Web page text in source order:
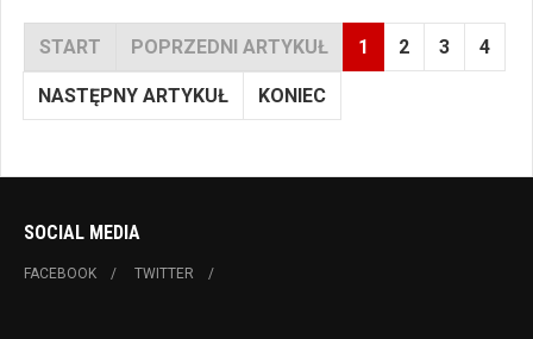
START POPRZEDNI ARTYKUŁ 1 2 3 4
NASTĘPNY ARTYKUŁ KONIEC
SOCIAL MEDIA
FACEBOOK TWITTER